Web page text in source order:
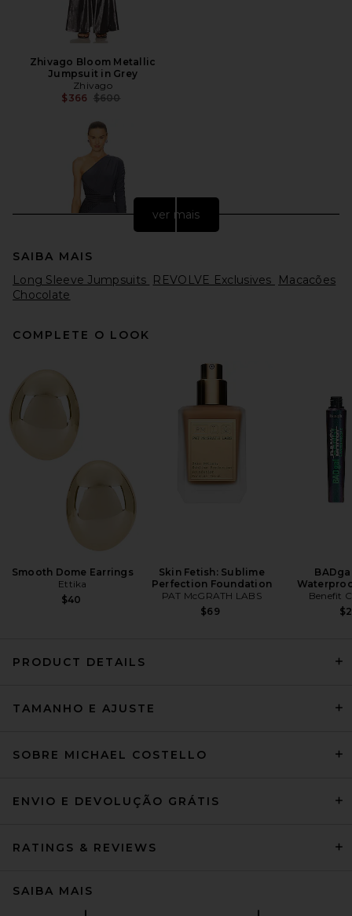
Zhivago Bloom Metallic
Jumpsuit in Grey
Zhivago
$366 Preço anterior:
$600
Jumpsuit in Grey
$236
Sequins
ver mais
SAIBA MAIS
Long Sleeve Jumpsuits REVOLVE Exclusives
Macacões
Chocolate
COMPLETE O LOOK
Smooth Dome Earrings
Ettika
$40
Skin Fetish: Sublime
Perfection Foundation
PAT McGRATH LABS
$69
Benefit
PRODUCT DETAILS
TAMANHO E AJUSTE
SOBRE MICHAEL COSTELLO
ENVIO E DEVOLUÇÃO GRÁTIS
RATINGS & REVIEWS
SAIBA MAIS